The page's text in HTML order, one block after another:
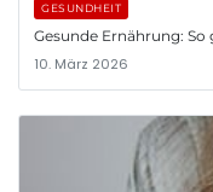
GESUNDHEIT
Gesunde Ernährung:
10. März 2026